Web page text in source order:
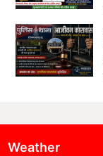
Weather